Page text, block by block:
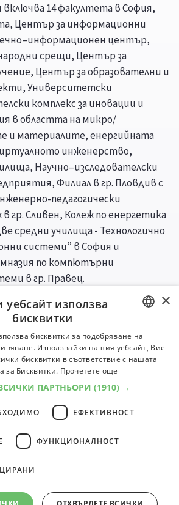
14 факултета в София,
Център за информационни
център,
срещи, Център за
Център за образователни и
Университетски
комплекс за иновации и
в областта на микро/
и материалите, енергийната
инженерство,
Научно–изследователски
Филиал в гр. Пловдив с
педагогически
гр. Сливен, Колеж по енергетика
средни училища - Технологично
системи” в София и
по компютърни
в гр. Правец.
Професии
BULGARIAN
ENGLISH
×
уебсайт използва
бисквитки
бисквитки за подобряване на
Използвайки нашия уебсайт, Вие
бисквитки в съответствие с нашата
за Бисквитки. Прочетете още
ПАРТНЬОРИ (1910) →
ЕФЕКТИВНОСТ
ФУНКЦИОНАЛНОСТ